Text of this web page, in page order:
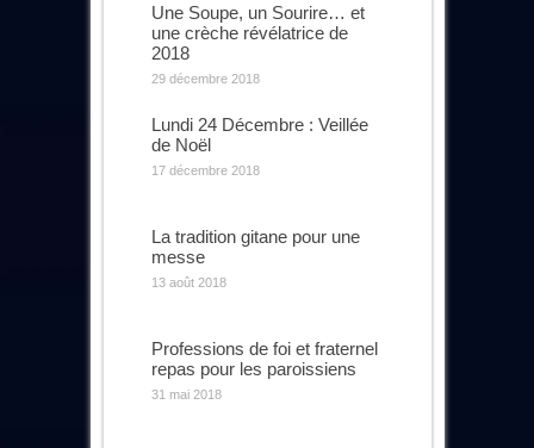
Une Soupe, un Sourire… et
une crèche révélatrice de
2018
29 décembre 2018
Lundi 24 Décembre : Veillée
de Noël
17 décembre 2018
La tradition gitane pour une
messe
13 août 2018
Professions de foi et fraternel
repas pour les paroissiens
31 mai 2018